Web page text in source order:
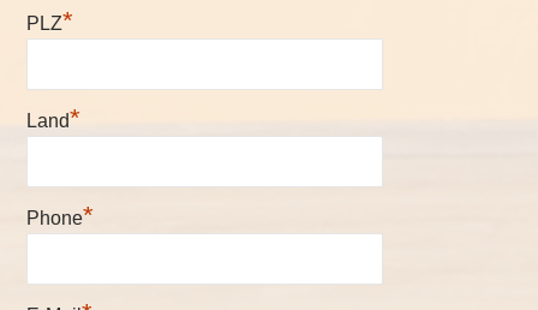
PLZ*
Land*
Phone*